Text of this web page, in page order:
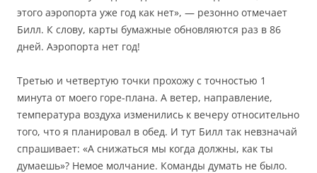
этого аэропорта уже год как нет», — резонно отмечает
Билл. К слову, карты бумажные обновляются раз в 86
дней. Аэропорта нет год!
Третью и четвертую точки прохожу с точностью 1
минута от моего горе-плана. А ветер, направление,
температура воздуха изменились к вечеру относительно
того, что я планировал в обед. И тут Билл так невзначай
спрашивает: «А снижаться мы когда должны, как ты
думаешь»? Немое молчание. Команды думать не было.